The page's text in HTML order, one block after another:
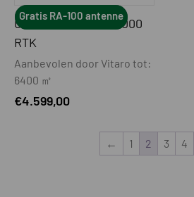
Gratis RA-100 antenne
CRAMER AICONIC 8000
RTK
Aanbevolen door Vitaro tot:
6400 ㎡
€4.599,00
← 1 2 3 4